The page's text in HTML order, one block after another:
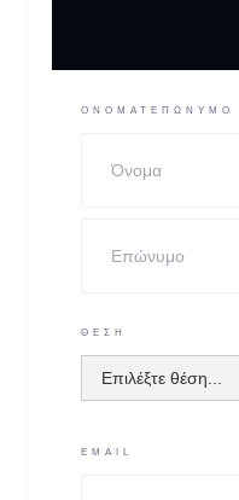
ΟΝΟΜΑΤΕΠΩΝΥΜΟ
ΘΈΣΗ
EMAIL